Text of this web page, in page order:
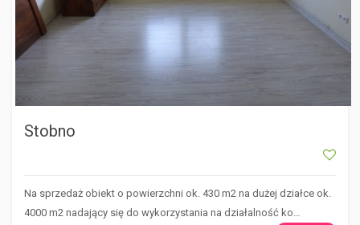
Stobno
Na sprzedaż obiekt o powierzchni ok. 430 m2 na dużej działce ok.
4000 m2 nadający się do wykorzystania na działalność ko…